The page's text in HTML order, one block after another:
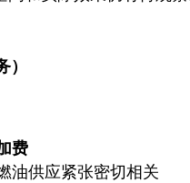
费
油供应紧张密切相关